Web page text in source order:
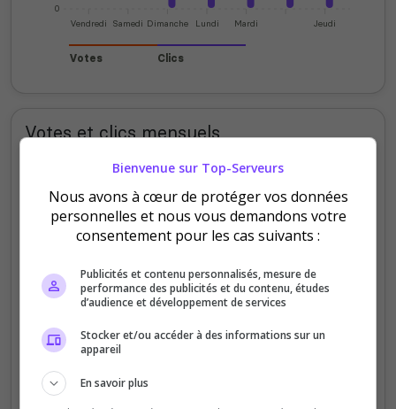
0
Vendredi Samedi Dimanche Lundi Mardi Jeudi
Votes Clics
Votes et clics mensuels
0
60
Bienvenue sur Top-Serveurs
Nous avons à cœur de protéger vos données
personnelles et nous vous demandons votre
consentement pour les cas suivants :
Publicités et contenu personnalisés, mesure de
performance des publicités et du contenu, études
d’audience et développement de services
Stocker et/ou accéder à des informations sur un
appareil
En savoir plus